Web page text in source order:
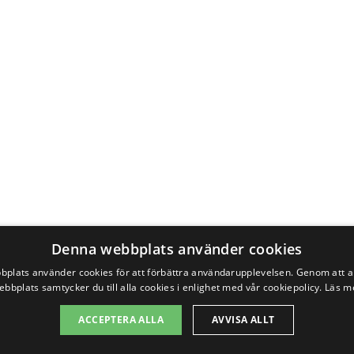
Denna webbplats använder cookies
använder cookies för att förbättra användarupplevelsen. Genom att
samtycker du till alla cookies i enlighet med vår cookiepolicy. Läs
ACCEPTERA ALLA AVVISA ALLT